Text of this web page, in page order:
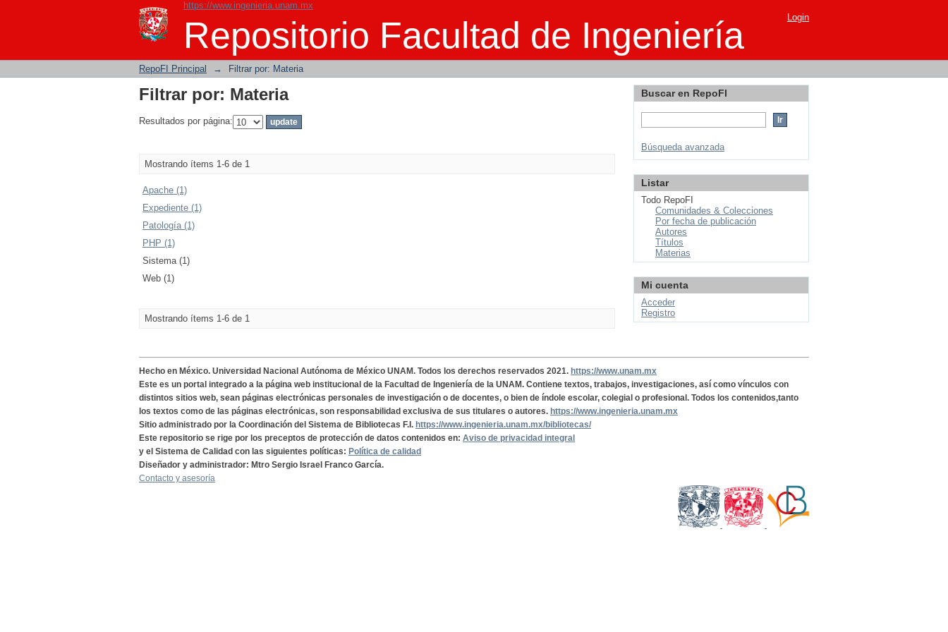
https://www.ingenieria.unam.mx
Repositorio Facultad de Ingeniería
Filtrar por: Materia Login
RepoFI Principal → Filtrar por: Materia
Filtrar por: Materia
Resultados por página:
Mostrando ítems 1-6 de 1
Apache (1)
Expediente (1)
Patología (1)
PHP (1)
Sistema (1)
Web (1)
Mostrando ítems 1-6 de 1
Buscar en RepoFI
Búsqueda avanzada
Listar
Todo RepoFI
Comunidades & Colecciones
Por fecha de publicación
Autores
Títulos
Materias
Mi cuenta
Acceder
Registro
Hecho en México. Universidad Nacional Autónoma de México UNAM. Todos los derechos reservados 2021. https://www.unam.mx
Este es un portal integrado a la página web institucional de la Facultad de Ingeniería de la UNAM. Contiene textos, trabajos, investigaciones, así como vínculos con
distintos sitios web, sean páginas electrónicas personales de investigación o de docentes, o bien de índole escolar, colegial o profesional. Todos los contenidos,tanto
los textos como de las páginas electrónicas, son responsabilidad exclusiva de sus titulares o autores. https://www.ingenieria.unam.mx
Sitio administrado por la Coordinación del Sistema de Bibliotecas F.I. https://www.ingenieria.unam.mx/bibliotecas/
Este repositorio se rige por los preceptos de protección de datos contenidos en: Aviso de privacidad integral
y el Sistema de Calidad con las siguientes políticas: Política de calidad
Diseñador y administrador: Mtro Sergio Israel Franco García.
Contacto y asesoría